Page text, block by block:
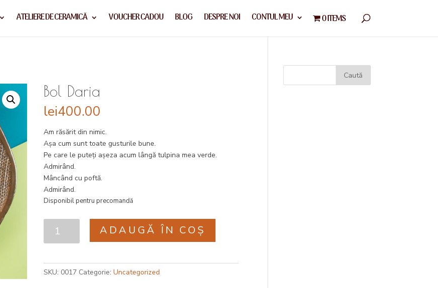
ATELIERE DE CERAMICĂ VOUCHER CADOU BLOG DESPRE NOI CONTUL MEU 0 ITEMS
Bol Daria
lei400.00
Am răsărit din nimic.
Aşa cum sunt toate gusturile bune.
Pe care le puteţi aşeza acum lângă tulpina mea verde.
Admirând.
Mâncând cu poftă.
Admirând.
Disponibil pentru precomandă
ADAUGĂ ÎN COȘ
SKU: 0017 Categorie: Uncategorized